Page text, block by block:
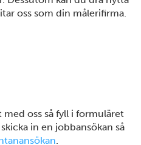
oss som din målerifirma.
oss så fyll i formuläret
in en jobbansökan så
.